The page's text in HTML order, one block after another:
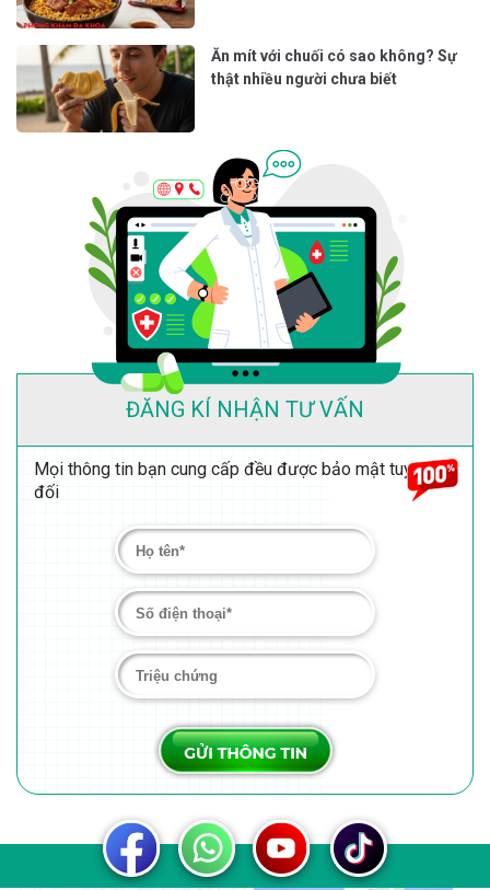
Ăn mít với chuối có sao không? Sự
thật nhiều người chưa biết
ĐĂNG KÍ NHẬN TƯ VẤN
Mọi thông tin bạn cung cấp đều được bảo mật tuyệt
đối